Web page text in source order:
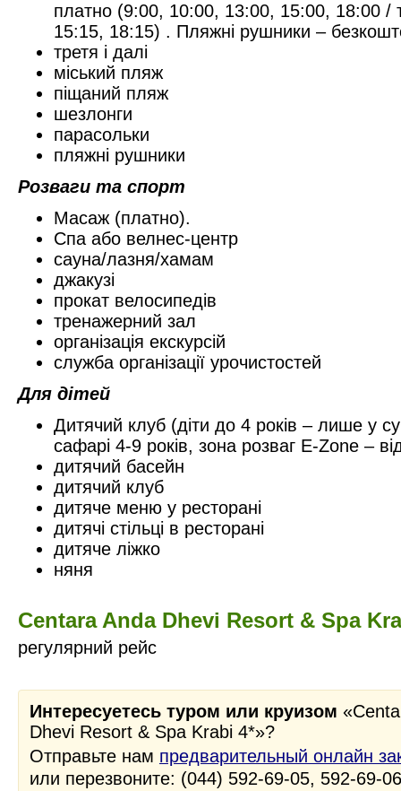
платно (9:00, 10:00, 13:00, 15:00, 18:00 /
15:15, 18:15) . Пляжні рушники –
третя і далі
мiський пляж
піщаний пляж
шезлонги
парасольки
пляжні рушники
Розваги та спорт
Масаж (платно).
Спа або велнес-центр
сауна/лазня/хамам
джакузі
прокат велосипедів
тренажерний зал
організація екскурсій
служба організації урочистостей
Для дітей
Дитячий клуб (діти до 4 років – лише у
сафарі 4-9 років, зона розваг E-Zone –
дитячий басейн
дитячий клуб
дитяче меню у ресторані
дитячі стільці в ресторані
дитяче ліжко
няня
Centara Anda Dhevi Resort & Spa
регулярний рейс
Интересуетесь туром или круизом
Dhevi Resort & Spa Krabi 4*»?
Отправьте нам предварительный онлайн
или перезвоните: (044) 592-69-05, 592-69-06